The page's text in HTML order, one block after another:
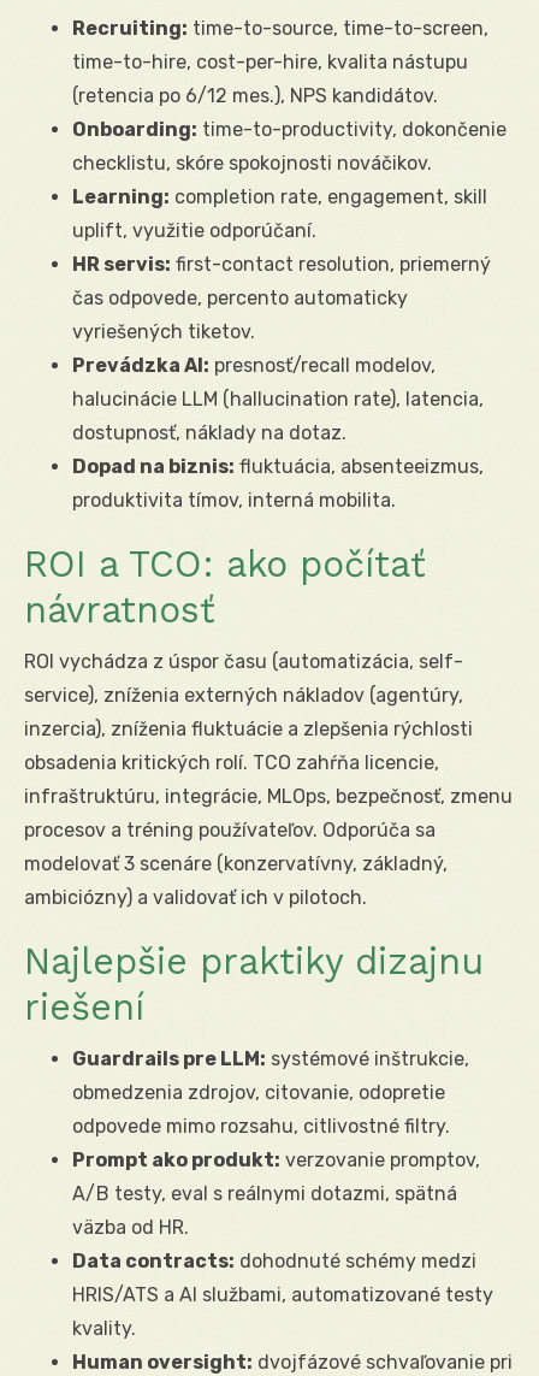
Recruiting: time-to-source, time-to-screen,
time-to-hire, cost-per-hire, kvalita nástupu
(retencia po 6/12 mes.), NPS kandidátov.
Onboarding: time-to-productivity, dokončenie
checklistu, skóre spokojnosti nováčikov.
Learning: completion rate, engagement, skill
uplift, využitie odporúčaní.
HR servis: first-contact resolution, priemerný
čas odpovede, percento automaticky
vyriešených tiketov.
Prevádzka AI: presnosť/recall modelov,
halucinácie LLM (hallucination rate), latencia,
dostupnosť, náklady na dotaz.
Dopad na biznis: fluktuácia, absenteeizmus,
produktivita tímov, interná mobilita.
ROI a TCO: ako počítať
návratnosť
ROI vychádza z úspor času (automatizácia, self-
service), zníženia externých nákladov (agentúry,
inzercia), zníženia fluktuácie a zlepšenia rýchlosti
obsadenia kritických rolí. TCO zahŕňa licencie,
infraštruktúru, integrácie, MLOps, bezpečnosť, zmenu
procesov a tréning používateľov. Odporúča sa
modelovať 3 scenáre (konzervatívny, základný,
ambiciózny) a validovať ich v pilotoch.
Najlepšie praktiky dizajnu
riešení
Guardrails pre LLM: systémové inštrukcie,
obmedzenia zdrojov, citovanie, odopretie
odpovede mimo rozsahu, citlivostné filtry.
Prompt ako produkt: verzovanie promptov,
A/B testy, eval s reálnymi dotazmi, spätná
väzba od HR.
Data contracts: dohodnuté schémy medzi
HRIS/ATS a AI službami, automatizované testy
kvality.
Human oversight: dvojfázové schvaľovanie pri